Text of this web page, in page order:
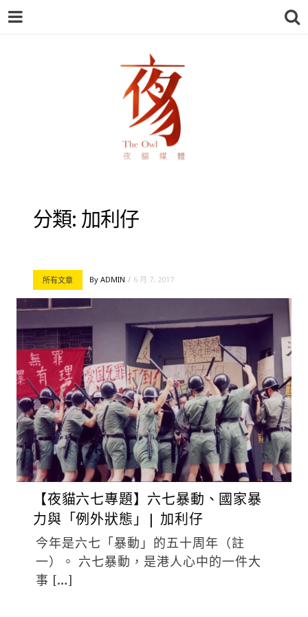
分類: 加利仔
所有文章 By ADMIN 6 月 7, 2017
【夜貓六七專題】六七暴動、國家暴
力與「例外狀態」| 加利仔
今年是六七「暴動」的五十周年（註
一）。 六七暴動，是港人心中的一件大
事 […]